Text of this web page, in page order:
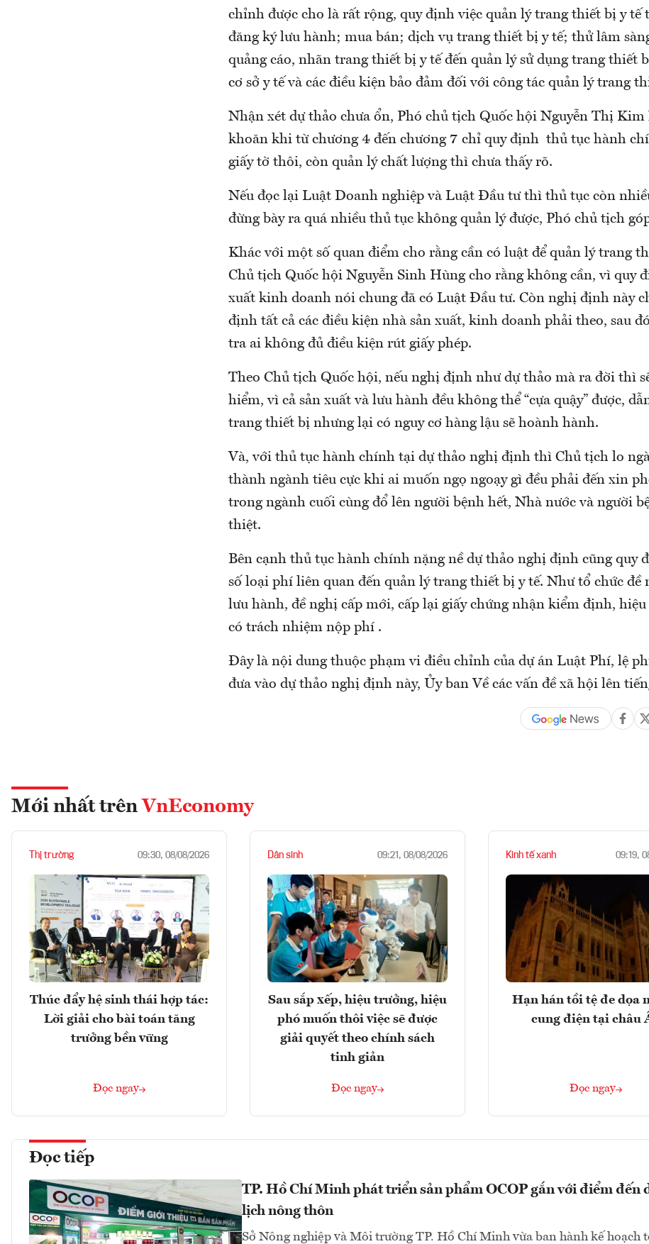
chỉnh được cho là rất rộng, quy định việc quản lý trang thiết bị y tế
đăng ký lưu hành; mua bán; dịch vụ trang thiết bị y tế; thử lâm
quảng cáo, nhãn trang thiết bị y tế đến quản lý sử dụng trang thiết
cơ sở y tế và các điều kiện bảo đảm đối với công tác quản lý trang
Nhận xét dự thảo chưa ổn, Phó chủ tịch Quốc hội Nguyễn Thị Kim
khoăn khi từ chương 4 đến chương 7 chỉ quy định thủ tục hành
giấy tờ thôi, còn quản lý chất lượng thì chưa thấy rõ.
Nếu đọc lại Luật Doanh nghiệp và Luật Đầu tư thì thủ tục còn
đừng bày ra quá nhiều thủ tục không quản lý được, Phó chủ tịch
Khác với một số quan điểm cho rằng cần có luật để quản lý trang
Chủ tịch Quốc hội Nguyễn Sinh Hùng cho rằng không cần, vì quy
xuất kinh doanh nói chung đã có Luật Đầu tư. Còn nghị định này
định tất cả các điều kiện nhà sản xuất, kinh doanh phải theo, sau
tra ai không đủ điều kiện rút giấy phép.
Theo Chủ tịch Quốc hội, nếu nghị định như dự thảo mà ra đời thì
hiểm, vì cả sản xuất và lưu hành đều không thể “cựa quậy” được,
trang thiết bị nhưng lại có nguy cơ hàng lậu sẽ hoành hành.
Và, với thủ tục hành chính tại dự thảo nghị định thì Chủ tịch lo
thành ngành tiêu cực khi ai muốn ngọ ngoạy gì đều phải đến xin
trong ngành cuối cùng đổ lên người bệnh hết, Nhà nước và người
thiệt.
Bên cạnh thủ tục hành chính nặng nề dự thảo nghị định cũng quy
số loại phí liên quan đến quản lý trang thiết bị y tế. Như tổ chức đề
lưu hành, đề nghị cấp mới, cấp lại giấy chứng nhận kiểm định,
có trách nhiệm nộp phí .
Đây là nội dung thuộc phạm vi điều chỉnh của dự án Luật Phí, lệ
đưa vào dự thảo nghị định này, Ủy ban Về các vấn đề xã hội lên
Mới nhất trên VnEconomy
Thị trường 09:30, 08/08/2026
Thúc đẩy hệ sinh thái hợp tác:
Lời giải cho bài toán tăng
trưởng bền vững
Đọc ngay
Dân sinh 09:21, 08/08/2026
Sau sắp xếp, hiệu trưởng, hiệu
phó muốn thôi việc sẽ được
giải quyết theo chính sách
tinh giản
Đọc ngay
Kinh tế xanh 09:19,
Hạn hán tồi tệ đe dọa
cung điện tại châu
Đọc ngay
Đọc tiếp
TP. Hồ Chí Minh phát triển sản phẩm OCOP gắn với điểm đến
lịch nông thôn
Sở Nông nghiệp và Môi trường TP. Hồ Chí Minh vừa ban hành kế hoạch